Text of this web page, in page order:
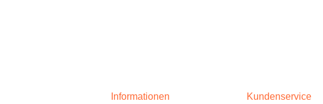
Informationen Kundenservice